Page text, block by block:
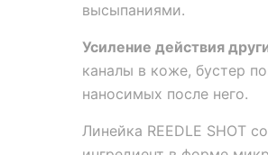
высыпаниями.
Усиление действия
каналы в коже, бустер
наносимых после него.
Линейка REEDLE SHOT